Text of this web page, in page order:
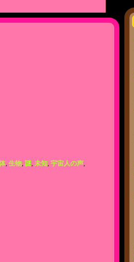
, 生物, 謎, 未知, 宇宙人の声,